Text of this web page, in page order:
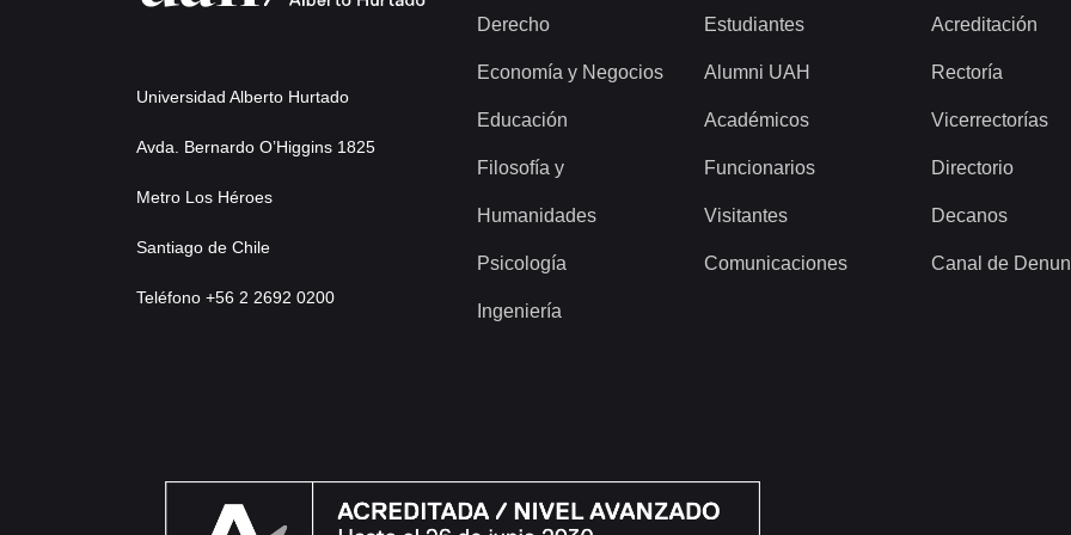
Universidad Alberto Hurtado
Avda. Bernardo O’Higgins 1825
Metro Los Héroes
Santiago de Chile
Teléfono +56 2 2692 0200
Derecho
Economía y Negocios
Educación
Filosofía y
Humanidades
Psicología
Ingeniería
Estudiantes
Alumni UAH
Académicos
Funcionarios
Visitantes
Comunicaciones
Acreditación
Rectoría
Vicerrectorías
Directorio
Decanos
Canal de